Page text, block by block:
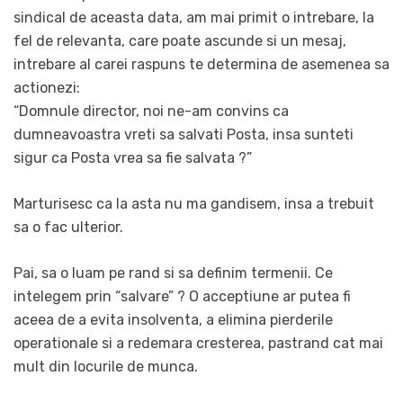
sindical de aceasta data, am mai primit o intrebare, la
fel de relevanta, care poate ascunde si un mesaj,
intrebare al carei raspuns te determina de asemenea sa
actionezi:
“Domnule director, noi ne-am convins ca
dumneavoastra vreti sa salvati Posta, insa sunteti
sigur ca Posta vrea sa fie salvata ?”
Marturisesc ca la asta nu ma gandisem, insa a trebuit
sa o fac ulterior.
Pai, sa o luam pe rand si sa definim termenii. Ce
intelegem prin “salvare” ? O acceptiune ar putea fi
aceea de a evita insolventa, a elimina pierderile
operationale si a redemara cresterea, pastrand cat mai
mult din locurile de munca.